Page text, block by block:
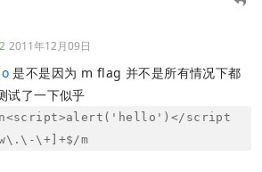
2011年12月09日
是不是因为 m flag 并不是所有情况下都
试了一下似乎
script
\+]+$/m